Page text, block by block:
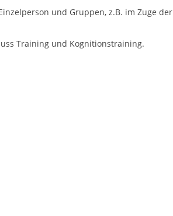
und Gruppen, z.B. im Zuge der
Training und Kognitionstraining.